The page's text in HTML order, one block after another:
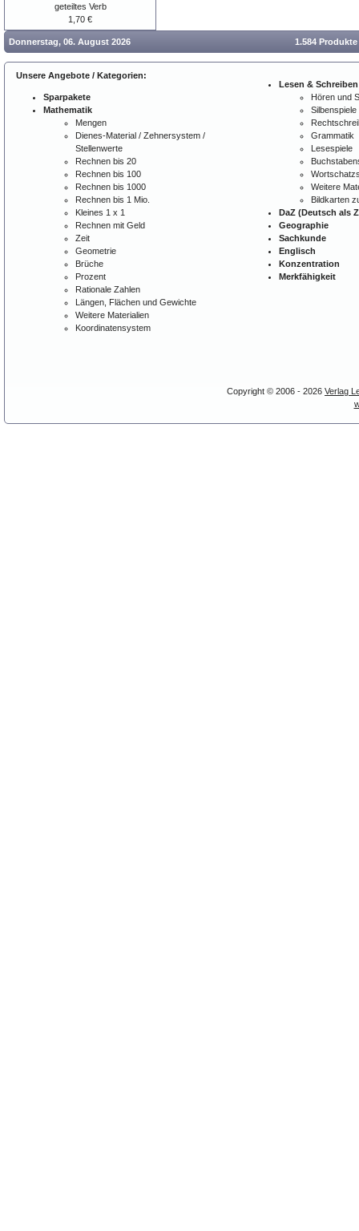
geteiltes Verb
1,70 €
Donnerstag, 06. August 2026 1.584
Unsere Angebote / Kategorien:
Sparpakete
Mathematik
Mengen
Dienes-Material / Zehnersystem /
Stellenwerte
Rechnen bis 20
Rechnen bis 100
Rechnen bis 1000
Rechnen bis 1 Mio.
Kleines 1 x 1
Rechnen mit Geld
Zeit
Geometrie
Brüche
Prozent
Rationale Zahlen
Längen, Flächen und Gewichte
Weitere Materialien
Koordinatensystem
Lesen & Schreiben
Hören und
Silbenspiele
Grammatik
Lesespiele
Weitere
Bildkarten
DaZ (Deutsch als
Geographie
Sachkunde
Englisch
Konzentration
Merkfähigkeit
Copyright © 2006 - 2026 Verlag